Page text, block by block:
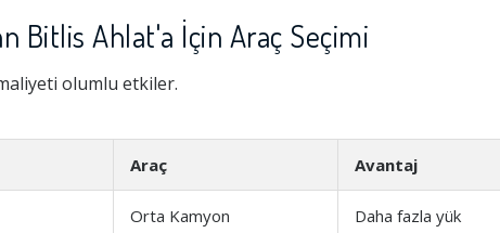
Bitlis Ahlat'a İçin Araç Seçimi
olumlu etkiler.
Araç Avantaj
Orta Kamyon Daha fazla yük